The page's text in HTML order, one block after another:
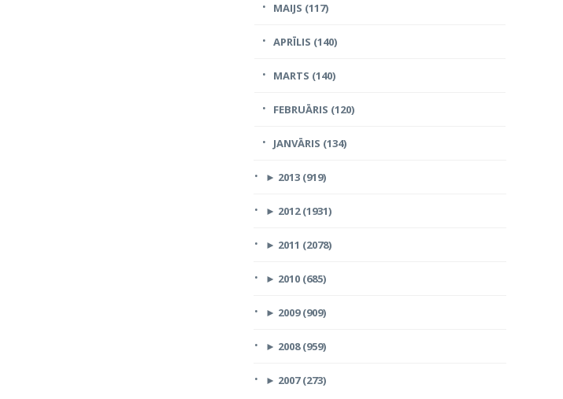
MAIJS (117)
APRĪLIS (140)
MARTS (140)
FEBRUĀRIS (120)
JANVĀRIS (134)
► 2013 (919)
► 2012 (1931)
► 2011 (2078)
► 2010 (685)
► 2009 (909)
► 2008 (959)
► 2007 (273)